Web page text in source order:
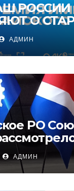
РОССИИ
О
АДМИН
РО
в
АДМИН